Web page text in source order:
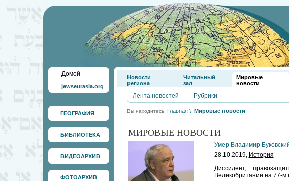
Домой
jewseurasia.org
ГЕОГРАФИЯ
БИБЛИОТЕКА
ВИДЕОАРХИВ
ФОТОАРХИВ
Новости
региона
Читальный
зал
Мировые
новости
Лента новостей Рубрики
Вы находитесь: Главная \ Мировые новости
МИРОВЫЕ НОВОСТИ
Умер Владимир
28.10.2019, История
Диссидент,
Великобритании на 77-м